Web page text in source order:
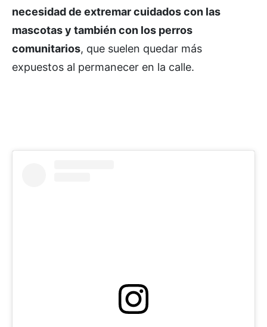
necesidad de extremar cuidados con las
mascotas y también con los perros
comunitarios, que suelen quedar más
expuestos al permanecer en la calle.